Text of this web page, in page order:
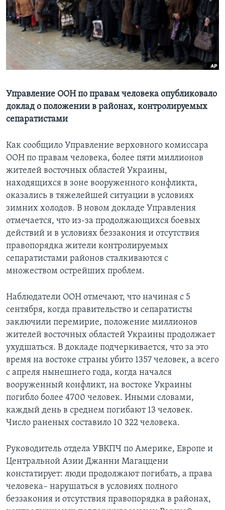
Learning English
СОЦИАЛЬНЫЕ СЕТИ
Языки
Управление ООН по правам человека опубликовало
доклад о положении в районах, контролируемых
сепаратистами
Как сообщило Управление верховного комиссара
ООН по правам человека, более пяти миллионов
жителей восточных областей Украины,
находящихся в зоне вооруженного конфликта,
оказались в тяжелейшей ситуации в условиях
зимних холодов. В новом докладе Управления
отмечается, что из-за продолжающихся боевых
действий и в условиях беззакония и отсутствия
правопорядка жители контролируемых
сепаратистами районов сталкиваются с
множеством острейших проблем.
Наблюдатели ООН отмечают, что начиная с 5
сентября, когда правительство и сепаратисты
заключили перемирие, положение миллионов
жителей восточных областей Украины продолжает
ухудшаться. В докладе подчеркивается, что за это
время на востоке страны убито 1357 человек, а всего
с апреля нынешнего года, когда начался
вооруженный конфликт, на востоке Украины
погибло более 4700 человек. Иными словами,
каждый день в среднем погибают 13 человек.
Число раненых составило 10 322 человека.
Руководитель отдела УВКПЧ по Америке, Европе и
Центральной Азии Джанни Магаццени
констатирует: люди продолжают погибать, а права
человека– нарушаться в условиях полного
беззакония и отсутствия правопорядка в районах,